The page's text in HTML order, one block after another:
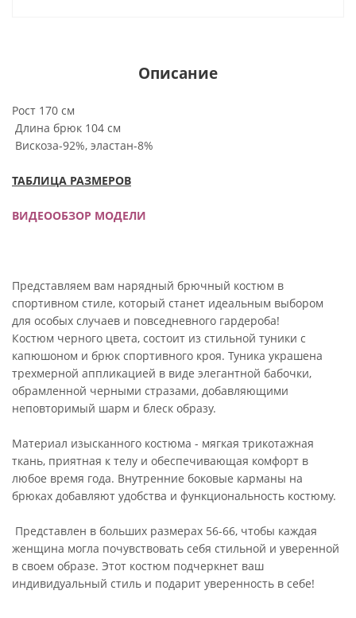
Описание
Рост 170 см
Длина брюк 104 см
Вискоза-92%, эластан-8%
ТАБЛИЦА РАЗМЕРОВ
ВИДЕООБЗОР МОДЕЛИ
Представляем вам нарядный брючный костюм в
спортивном стиле, который станет идеальным выбором
для особых случаев и повседневного гардероба!
Костюм черного цвета, состоит из стильной туники с
капюшоном и брюк спортивного кроя. Туника украшена
трехмерной аппликацией в виде элегантной бабочки,
обрамленной черными стразами, добавляющими
неповторимый шарм и блеск образу.
Материал изысканного костюма - мягкая трикотажная
ткань, приятная к телу и обеспечивающая комфорт в
любое время года. Внутренние боковые карманы на
брюках добавляют удобства и функциональность костюму.
Представлен в больших размерах 56-66, чтобы каждая
женщина могла почувствовать себя стильной и уверенной
в своем образе. Этот костюм подчеркнет ваш
индивидуальный стиль и подарит уверенность в себе!